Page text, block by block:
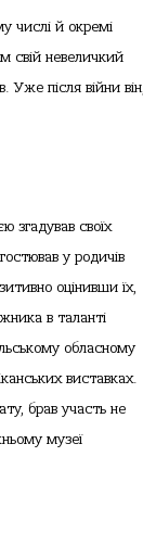
числі й окремі
свій невеличкий
Уже після війни він,
згадував своїх
у родичів
оцінивши їх,
в таланті
обласному
виставках.
брав участь не
музеї